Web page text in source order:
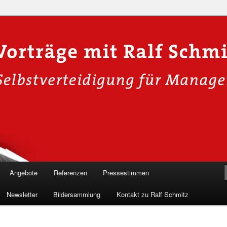
für Hackervorträge &
in die Welt der Cybersicherheit mit Ralf Schmitz. Erleben Sie Live-
& schützen Sie sich effektiv.
Angebote Referenzen Pressestimmen
Newsletter Bildersammlung Kontakt zu Ralf Schmitz